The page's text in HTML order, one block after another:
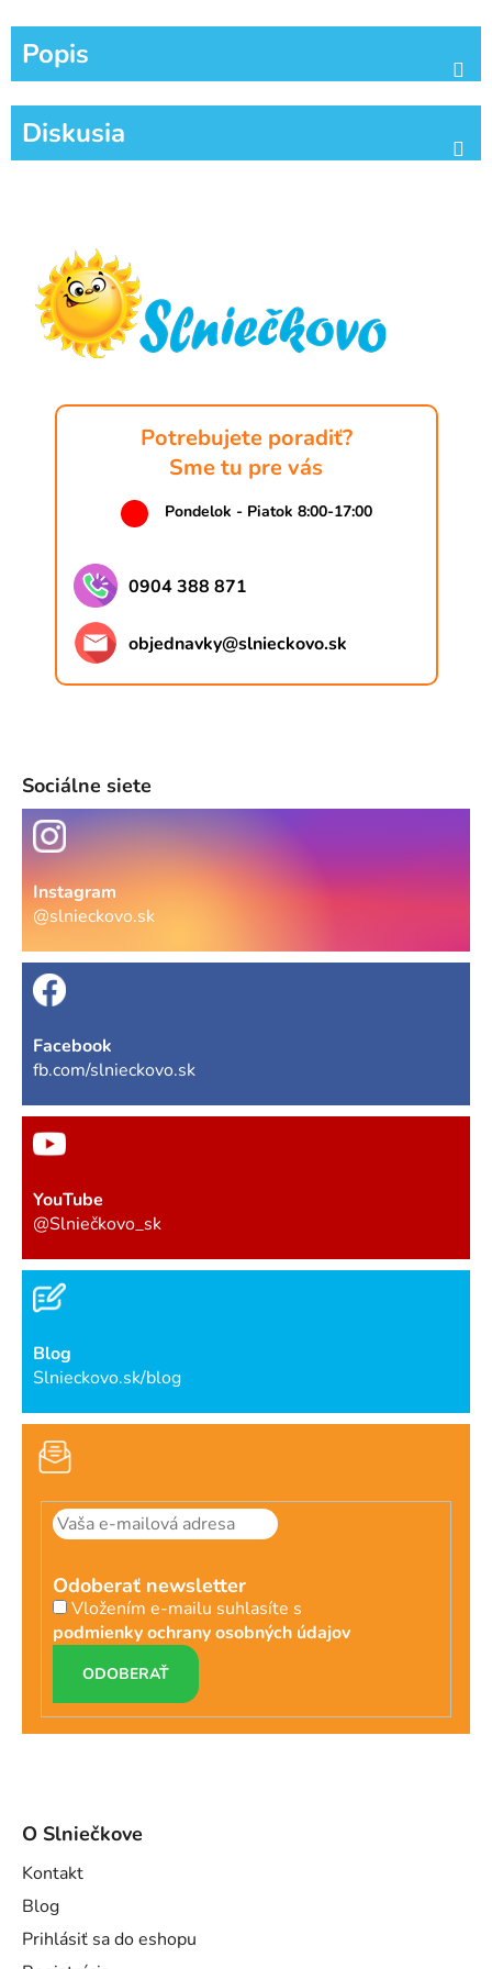
Popis
Diskusia
Potrebujete poradiť?
Sme tu pre vás
Pondelok - Piatok 8:00-17:00
0904 388 871
objednavky@slnieckovo.sk
Sociálne siete
Instagram
@slnieckovo.sk
Facebook
fb.com/slnieckovo.sk
YouTube
@Slniečkovo_sk
Blog
Slnieckovo.sk/blog
Odoberať newsletter
Vložením e-mailu suhlasíte s
podmienky ochrany osobných údajov
PRIHLÁSIŤ
SA
O Slniečkove
Kontakt
Blog
Prihlásiť sa do eshopu